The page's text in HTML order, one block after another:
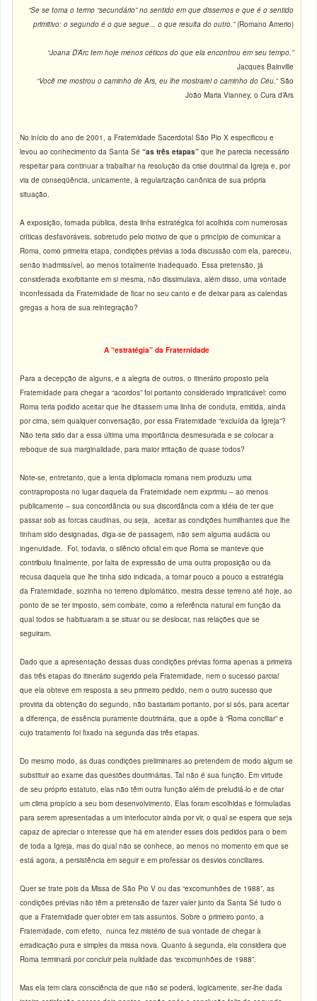
“Se se toma o termo “secundário” no sentido em que dissemos e que é o sentido
primitivo: o segundo é o que segue... o que resulta do outro.”(Romano Amerio)
“Joana D’Arc tem hoje menos céticos do que ela encontrou em seu tempo.”
Jacques Bainville
“Você me mostrou o caminho de Ars, eu lhe mostrarei o caminho do Céu.” São
João Maria Vianney, o Cura d’Ars
No início do ano de 2001, a Fraternidade Sacerdotal São Pio X especificou e
levou ao conhecimento da Santa Sé“as três etapas” que lhe parecia necessário
respeitar para continuar a trabalhar na resolução da crise doutrinal da Igreja e, por
via de conseqüência, unicamente, à regularização canônica de sua própria
situação.
A exposição, tornada pública, desta linha estratégica foi acolhida com numerosas
críticas desfavoráveis, sobretudo pelo motivo de que o princípio de comunicar a
Roma, como primeira etapa, condições prévias a toda discussão com ela, pareceu,
senão inadmissível, ao menos totalmente inadequado. Essa pretensão, já
considerada exorbitante em si mesma, não dissimulava, além disso, uma vontade
inconfessada da Fraternidade de ficar no seu canto e de deixar para as calendas
gregas a hora de sua reintegração?
A “estratégia” da Fraternidade
Para a decepção de alguns, e a alegria de outros, o itinerário proposto pela
Fraternidade para chegar a “acordos” foi portanto considerado impraticável: como
Roma teria podido aceitar que lhe ditassem uma linha de conduta, emitida, ainda
por cima, sem qualquer conversação, por essa Fraternidade “excluída da Igreja”?
Não teria sido dar a essa última uma importância desmesurada e se colocar a
reboque de sua marginalidade, para maior irritação de quase todos?
Note-se, entretanto, que a lenta diplomacia romana nem produziu uma
contraproposta no lugar daquela da Fraternidade nem exprimiu – ao menos
publicamente – sua concordância ou sua discordância com a idéia de ter que
passar sob as forcas caudinas, ou seja, aceitar as condições humilhantes que lhe
tinham sido designadas, diga-se de passagem, não sem alguma audácia ou
ingenuidade. Foi, todavia, o silêncio oficial em que Roma se manteve que
contribuiu finalmente, por falta de expressão de uma outra proposição ou da
recusa daquela que lhe tinha sido indicada, a tornar pouco a pouco a estratégia
da Fraternidade, sozinha no terreno diplomático, mestra desse terreno até hoje, ao
ponto de se ter imposto, sem combate, como a referência natural em função da
qual todos se habituaram a se situar ou se deslocar, nas relações que se
seguiram.
Dado que a apresentação dessas duas condições prévias forma apenas a primeira
das três etapas do itinerário sugerido pela Fraternidade, nem o sucesso parcial
que ela obteve em resposta a seu primeiro pedido, nem o outro sucesso que
proviria da obtenção do segundo, não bastariam portanto, por si sós, para acertar
a diferença, de essência puramente doutrinária, que a opõe à “Roma conciliar” e
cujo tratamento foi fixado na segunda das três etapas.
Do mesmo modo, as duas condições preliminares ao pretendem de modo algum se
substituir ao exame das questões doutrinárias. Tal não é sua função. Em virtude
de seu próprio estatuto, elas não têm outra função além de preludiá-lo e de criar
um clima propício a seu bom desenvolvimento. Elas foram escolhidas e formuladas
para serem apresentadas a um interlocutor ainda por vir, o qual se espera que seja
capaz de apreciar o interesse que há em atender esses dois pedidos para o bem
de toda a Igreja, mas do qual não se conhece, ao menos no momento em que se
está agora, a persistência em seguir e em professar os desvios conciliares.
Quer se trate pois da Missa de São Pio V ou das “excomunhões de 1988”, as
condições prévias não têm a pretensão de fazer valer junto da Santa Sé tudo o
que a Fraternidade quer obter em tais assuntos. Sobre o primeiro ponto, a
Fraternidade, com efeito, nunca fez mistério de sua vontade de chegar à
erradicação pura e simples da missa nova. Quanto à segunda, ela considera que
Roma terminará por concluir pela nulidade das “excomunhões de 1988”.
Mas ela tem clara consciência de que não se poderá, logicamente, ser-lhe dada